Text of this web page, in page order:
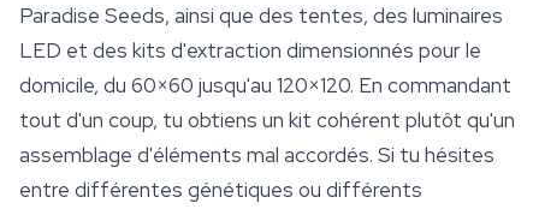
Paradise Seeds, ainsi que des tentes, des luminaires
LED et des kits d'extraction dimensionnés pour le
domicile, du 60×60 jusqu'au 120×120. En commandant
tout d'un coup, tu obtiens un kit cohérent plutôt qu'un
assemblage d'éléments mal accordés. Si tu hésites
entre différentes génétiques ou différents